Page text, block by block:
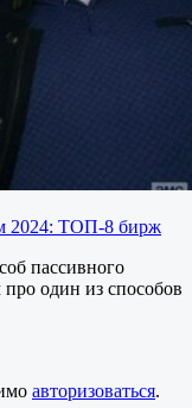
2024: ТОП-8 бирж
пассивного
про один из способов
авторизоваться.